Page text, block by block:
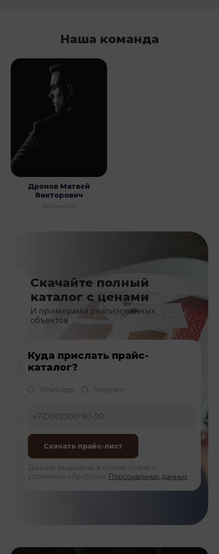
Наша команда
Дронов Матвей
Викторович
Должность
Скачайте полный
каталог с ценами
И примерами реализованных
объектов
Куда прислать прайс-
каталог?
Whatsapp Telegram
Данные защищены в соответствии с
условиями обработки Персональных данных